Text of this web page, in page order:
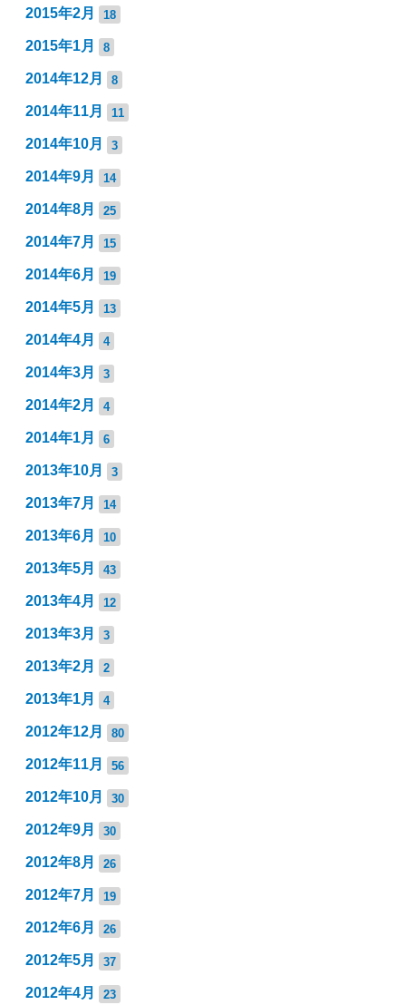
2015年2月 18
2015年1月 8
2014年12月 8
2014年11月 11
2014年10月 3
2014年9月 14
2014年8月 25
2014年7月 15
2014年6月 19
2014年5月 13
2014年4月 4
2014年3月 3
2014年2月 4
2014年1月 6
2013年10月 3
2013年7月 14
2013年6月 10
2013年5月 43
2013年4月 12
2013年3月 3
2013年2月 2
2013年1月 4
2012年12月 80
2012年11月 56
2012年10月 30
2012年9月 30
2012年8月 26
2012年7月 19
2012年6月 26
2012年5月 37
2012年4月 23